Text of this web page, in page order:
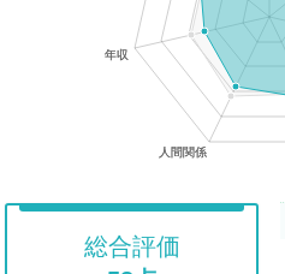
総合評価